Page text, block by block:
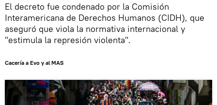
El decreto fue condenado por la Comisión
Interamericana de Derechos Humanos (CIDH), que
aseguró que viola la normativa internacional y
"estimula la represión violenta".
Cacería a Evo y al MAS